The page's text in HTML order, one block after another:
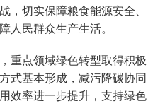
，切实保障粮食能源安全、
人民群众生产生活。
重点领域绿色转型取得积极
式基本形成，减污降碳协同
效率进一步提升，支持绿色